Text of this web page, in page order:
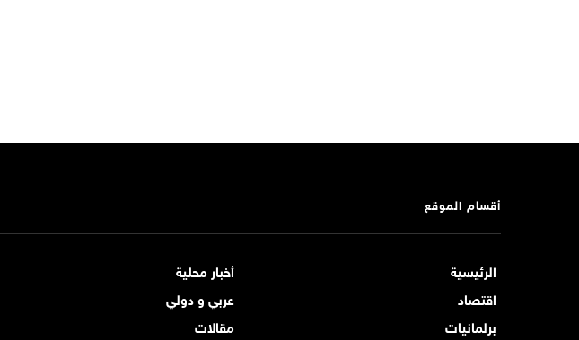
أقسام الموقع
الرئيسية
أخبار محلية
اقتصاد
عربي و دولي
برلمانيات
مقالات